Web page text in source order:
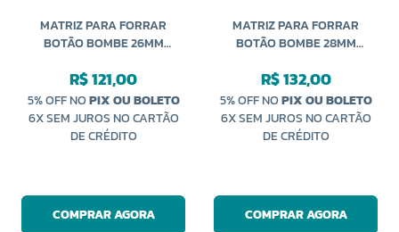
MATRIZ PARA FORRAR
BOTÃO BOMBE 26MM
R$ 121,00
5% OFF NOPIX OU BOLETO
6X SEM JUROS NO CARTÃO
DE CRÉDITO
COMPRAR AGORA
MATRIZ PARA FORRAR
BOTÃO BOMBE 28MM
R$ 132,00
5% OFF NOPIX OU BOLETO
6X SEM JUROS NO CARTÃO
DE CRÉDITO
COMPRAR AGORA